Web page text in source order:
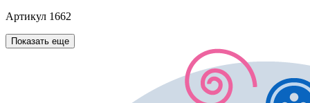
Артикул 1662
Показать еще